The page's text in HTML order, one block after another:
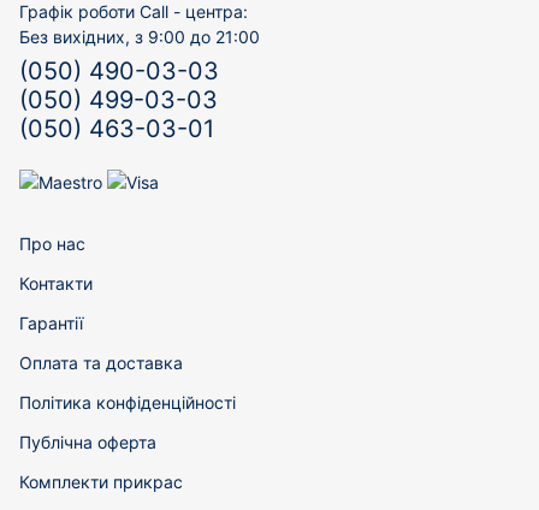
Графік роботи Call - центра:
Без вихідних, з 9:00 до 21:00
(050) 490-03-03
(050) 499-03-03
(050) 463-03-01
Про нас
Контакти
Гарантії
Оплата та доставка
Політика конфіденційності
Публічна оферта
Комплекти прикрас